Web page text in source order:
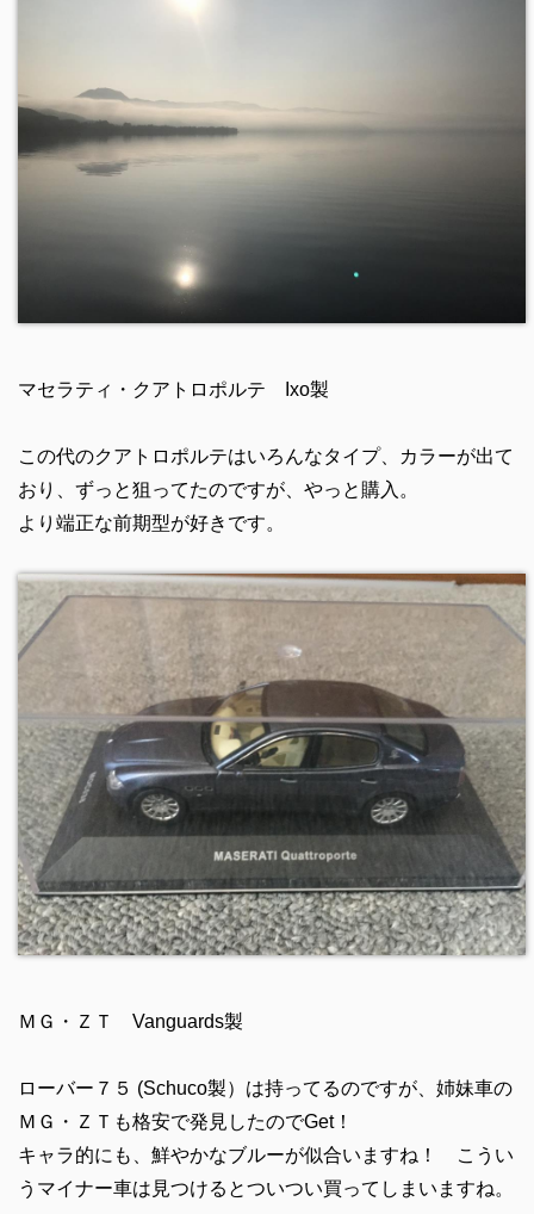
マセラティ・クアトロポルテ Ixo製
この代のクアトロポルテはいろんなタイプ、カラーが出て
おり、ずっと狙ってたのですが、やっと購入。
より端正な前期型が好きです。
ＭＧ・ＺＴ Vanguards製
ローバー７５ (Schuco製）は持ってるのですが、姉妹車の
ＭＧ・ＺＴも格安で発見したのでGet！
キャラ的にも、鮮やかなブルーが似合いますね！ こうい
うマイナー車は見つけるとついつい買ってしまいますね。